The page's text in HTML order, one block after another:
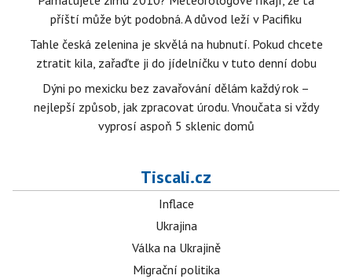
příští může být podobná. A důvod leží v Pacifiku
Tahle česká zelenina je skvělá na hubnutí. Pokud chcete
ztratit kila, zařaďte ji do jídelníčku v tuto denní dobu
Dýni po mexicku bez zavařování dělám každý rok –
nejlepší způsob, jak zpracovat úrodu. Vnoučata si vždy
vyprosí aspoň 5 sklenic domů
Tiscali.cz
Inflace
Ukrajina
Válka na Ukrajině
Migrační politika